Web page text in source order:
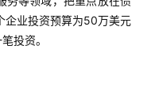
企业投资预算为50万美元
投资。